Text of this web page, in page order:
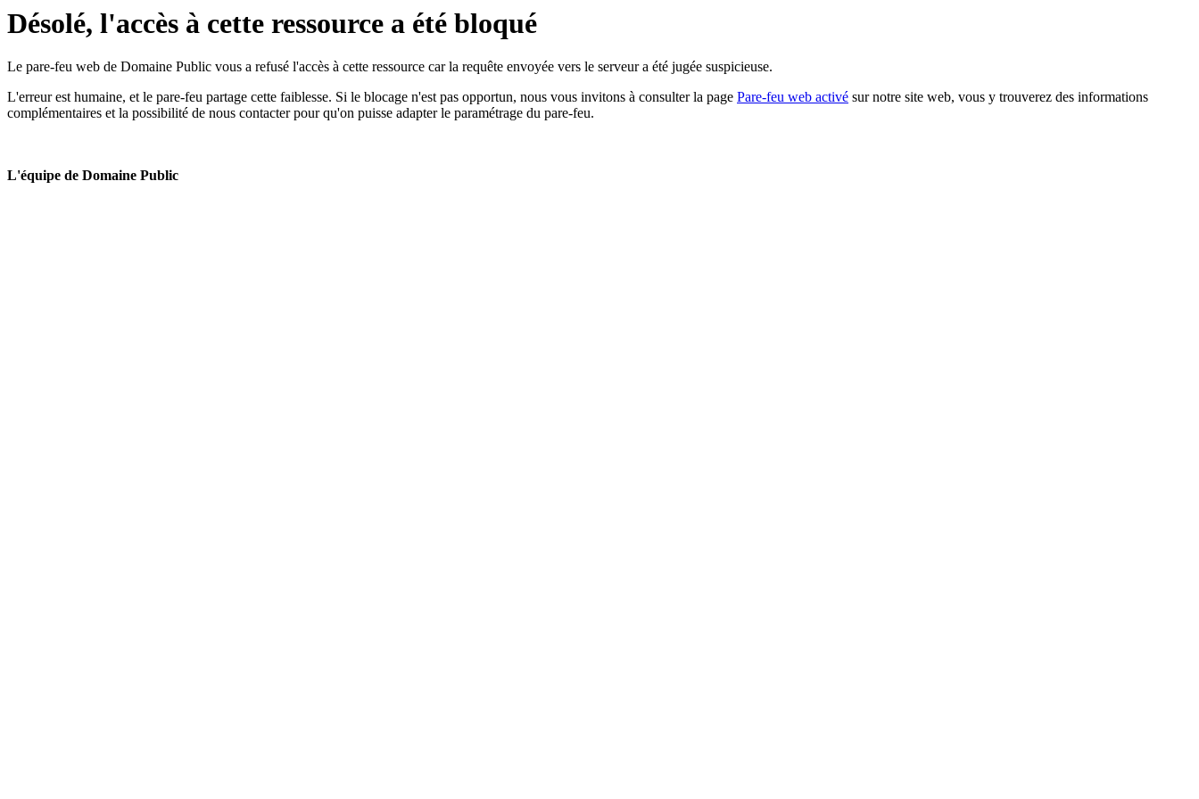
Désolé, l'accès à cette ressource a été bloqué
Le pare-feu web de Domaine Public vous a refusé l'accès à cette ressource car la requête envoyée vers le serveur a été jugée suspicieuse.
L'erreur est humaine, et le pare-feu partage cette faiblesse. Si le blocage n'est pas opportun, nous vous invitons à consulter la page Pare-feu web activé sur notre site web, vous y trouverez des informations
complémentaires et la possibilité de nous contacter pour qu'on puisse adapter le paramétrage du pare-feu.
L'équipe de Domaine Public